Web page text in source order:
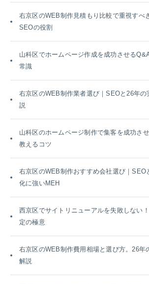
右京区のWEB制作見積もり比較で重視すべ
SEOの役割
山科区でホームページ作成を成功させる
常識
右京区のWEB制作業者選び｜SEOと26年の
説
山科区のホームページ制作で集客を成功さ
教えるコツ
右京区のWEB制作おすすめ会社選び｜SEO
化に強いMEH
西京区でサイトリニューアルを失敗しない
定の極意
右京区のWEB制作費用相場と選び方。26年
解説